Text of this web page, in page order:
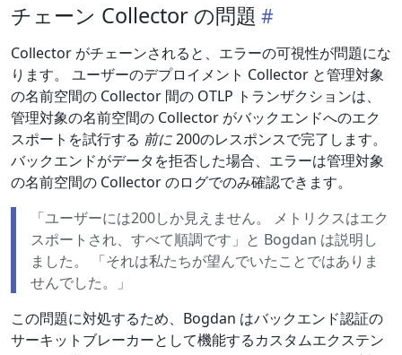
チェーン Collector の問題
Collector がチェーンされると、エラーの可視性が問題にな
ります。 ユーザーのデプロイメント Collector と管理対象
の名前空間の Collector 間の OTLP トランザクションは、
管理対象の名前空間の Collector がバックエンドへのエク
スポートを試行する 前に200のレスポンスで完了します。
バックエンドがデータを拒否した場合、エラーは管理対象
の名前空間の Collector のログでのみ確認できます。
「ユーザーには200しか見えません。 メトリクスはエク
スポートされ、すべて順調です」と Bogdan は説明し
ました。 「それは私たちが望んでいたことではありま
せんでした。」
この問題に対処するため、Bogdan はバックエンド認証の
サーキットブレーカーとして機能するカスタムエクステン